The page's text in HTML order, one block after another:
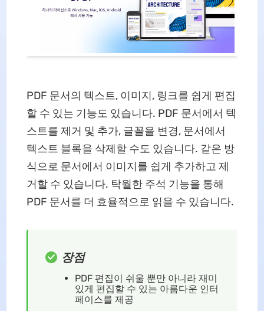
PDF 문서의 텍스트, 이미지, 링크를 쉽게 편집
할 수 있는 기능도 있습니다. PDF 문서에서 텍
스트를 제거 및 추가, 글꼴을 변경, 문서에서
텍스트 블록을 삭제할 수도 있습니다. 같은 방
식으로 문서에서 이미지를 쉽게 추가하고 제
거할 수 있습니다. 탁월한 주석 기능을 통해
PDF 문서를 더 효율적으로 읽을 수 있습니다.
장점
PDF 편집이 쉬울 뿐만 아니라 재미
있게 편집할 수 있는 아름다운 인터
페이스를 제공